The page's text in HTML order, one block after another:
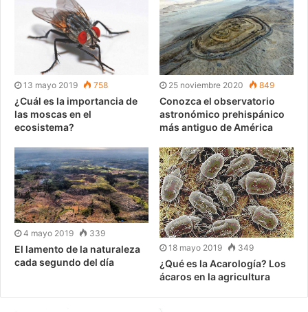
13 mayo 2019 758
¿Cuál es la importancia de
las moscas en el
ecosistema?
25 noviembre 2020 849
Conozca el observatorio
astronómico prehispánico
más antiguo de América
4 mayo 2019 339
El lamento de la naturaleza
cada segundo del día
18 mayo 2019 349
¿Qué es la Acarología? Los
ácaros en la agricultura